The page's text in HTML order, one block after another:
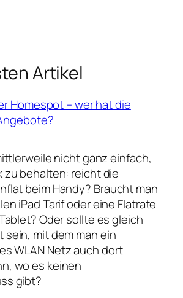
Artikel
Homespot – wer hat die
nicht ganz einfach,
zu behalten: reicht die
beim Handy? Braucht man
iPad Tarif oder eine Flatrate
Oder sollte es gleich
sein, mit dem man ein
WLAN Netz auch dort
wo es keinen
gibt?